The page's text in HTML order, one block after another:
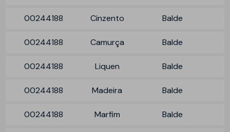
00244188 Cinzento Balde
00244188 Camurça Balde
00244188 Liquen Balde
00244188 Madeira Balde
00244188 Marfim Balde